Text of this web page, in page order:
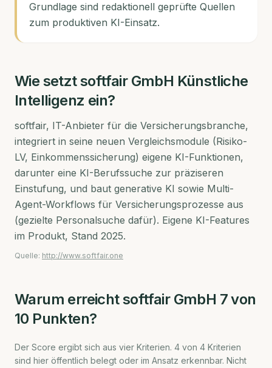
Grundlage sind redaktionell geprüfte Quellen
zum produktiven KI-Einsatz.
Wie setztsoftfair GmbH Künstliche
Intelligenz ein?
softfair, IT-Anbieter für die Versicherungsbranche,
integriert in seine neuen Vergleichsmodule (Risiko-
LV, Einkommenssicherung) eigene KI-Funktionen,
darunter eine KI-Berufssuche zur präziseren
Einstufung, und baut generative KI sowie Multi-
Agent-Workflows für Versicherungsprozesse aus
(gezielte Personalsuche dafür). Eigene KI-Features
im Produkt, Stand 2025.
Quelle: http://www.softfair.one
Warum erreichtsoftfair GmbH 7von
10 Punkten?
Der Score ergibt sich aus vier Kriterien. 4 von 4 Kriterien
sind hier öffentlich belegt oder im Ansatz erkennbar. Nicht